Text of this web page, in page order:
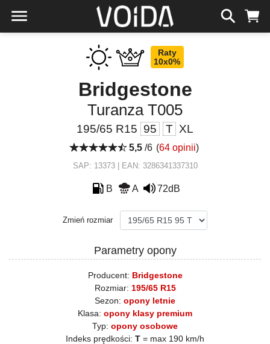
Raty
10x0%
Bridgestone
Turanza T005
195/65 R15 95 T XL
5,5/6 (64 opinii)
SAP: 13373 | EAN: 3286341337310
B A 72dB
Zmień rozmiar
Parametry opony
Producent: Bridgestone
Rozmiar: 195/65 R15
Sezon: opony letnie
Klasa: opony klasy premium
Typ: opony osobowe
Indeks prędkości: T = max 190 km/h